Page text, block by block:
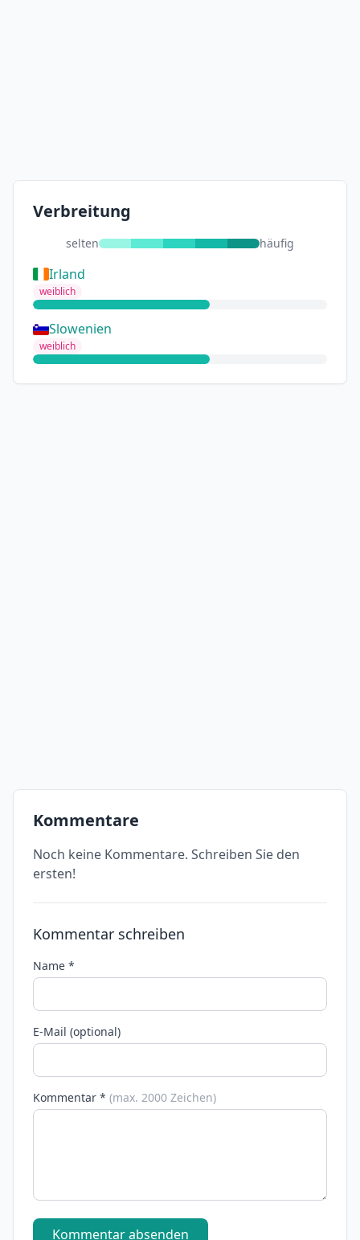
Verbreitung
selten häufig
Irland
weiblich
Slowenien
weiblich
Kommentare
Noch keine Kommentare. Schreiben Sie den
ersten!
Kommentar schreiben
Name *
E-Mail (optional)
Kommentar * (max. 2000 Zeichen)
Kommentar absenden